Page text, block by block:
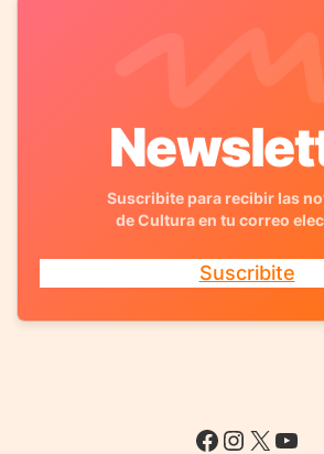
Suscribite para recibir las
de Cultura en tu correo
Suscribite
Facebook
X